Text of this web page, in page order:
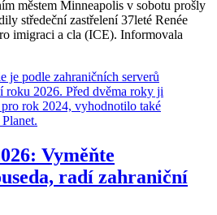
městem Minneapolis v sobotu prošly
středeční zastřelení 37leté Renée
imigraci a cla (ICE). Informovala
Vyměňte
radí zahraniční